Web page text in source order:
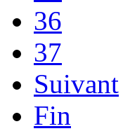
36
37
Suivant
Fin